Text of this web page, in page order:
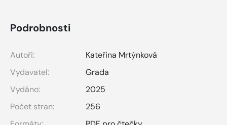
Podrobnosti
Autoři:
Kateřina Mrtýnková
Vydavatel:
Grada
Vydáno:
2025
Počet stran:
256